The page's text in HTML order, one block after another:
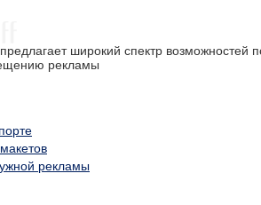
широкий спектр возможностей
рекламы
рекламы